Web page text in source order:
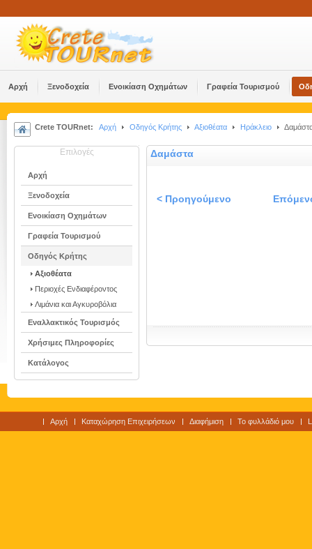
Αρχή Ξενοδοχεία Ενοικίαση Οχημάτων Γραφεία Τουρισμού
Crete TOURnet: Αρχή Οδηγός Κρήτης Αξιοθέατα Ηράκλειο
Επιλογές
Αρχή
Ξενοδοχεία
Ενοικίαση Οχημάτων
Γραφεία Τουρισμού
Οδηγός Κρήτης
Αξιοθέατα
Περιοχές Ενδιαφέροντος
Λιμάνια και Αγκυροβόλια
Εναλλακτικός Τουρισμός
Χρήσιμες Πληροφορίες
Κατάλογος
Δαμάστα
< Προηγούμενο
Αρχή Καταχώρηση Επιχειρήσεων Διαφήμιση Το φυλλάδιό μου